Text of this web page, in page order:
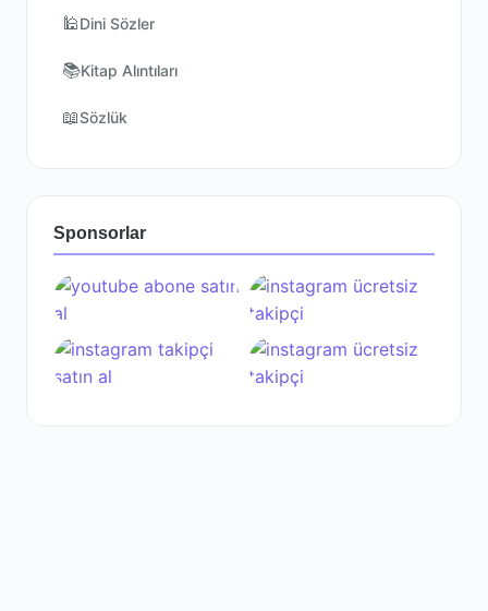
🕌Dini Sözler
📚Kitap Alıntıları
📖Sözlük
Sponsorlar